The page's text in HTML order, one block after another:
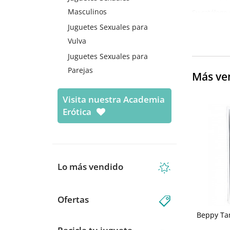
Masculinos
Juguetes Sexuales para
Vulva
Juguetes Sexuales para
Parejas
Visita nuestra Academia
Erótica
Lo más vendido
Ofertas
se
Más
Beppy